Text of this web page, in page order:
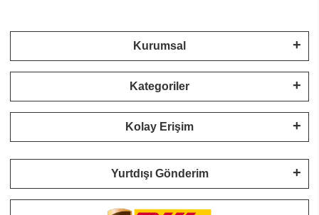
Kurumsal
Kategoriler
Kolay Erişim
Yurtdışı Gönderim